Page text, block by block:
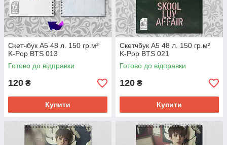
Скетчбук А5 48 л. 150 гр.м²
K-Pop BTS 013
Готово до відправки
120 ₴
Купити
Скетчбук А5 48 л. 150 гр.м²
K-Pop BTS 021
Готово до відправки
120 ₴
Купити